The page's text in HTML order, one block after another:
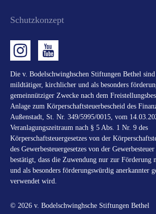
Schutzkonzept
Die v. Bodelschwinghschen Stiftungen Bethel
mildtätiger, kirchlicher und als besonders
gemeinnütziger Zwecke nach dem
Anlage zum Körperschaftsteuerbescheid des
Außenstadt, St. Nr. 349/5995/0015, vom
Veranlagungszeitraum nach § 5 Abs. 1 Nr. 9 des
Körperschaftsteuergesetzes von der
des Gewerbesteuergesetzes von der
bestätigt, dass die Zuwendung nur zur
und als besonders förderungswürdig anerkannter
verwendet wird.
© 2026 v. Bodelschwinghsche Stiftungen Bethel